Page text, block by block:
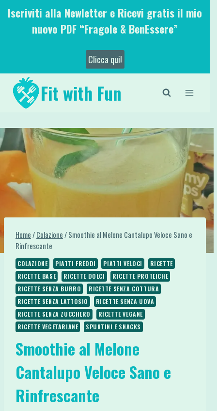
SaltaIscriviti alla Newletter e Ricevi gratis il mio
nuovo PDF “Fragole & BenEssere”
Clicca qui!
Fit with Fun
Home/Colazione/Smoothie al Melone Cantalupo Veloce Sano e
Rinfrescante
COLAZIONE PIATTI FREDDI PIATTI VELOCI
RICETTE
RICETTE BASE
RICETTE DOLCI
RICETTE PROTEICHE
RICETTE SENZA BURRO
RICETTE SENZA COTTURA
RICETTE SENZA LATTOSIO
RICETTE SENZA UOVA
RICETTE SENZA ZUCCHERO
RICETTE VEGANE
RICETTE VEGETARIANE
SPUNTINI E SNACKS
Smoothie al Melone
Cantalupo Veloce Sano e
Rinfrescante